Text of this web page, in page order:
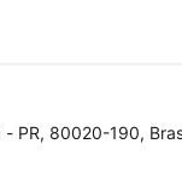
- PR, 80020-190,